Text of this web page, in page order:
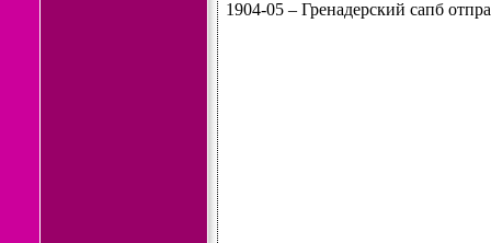
1904-05 – Гренадерский сапб